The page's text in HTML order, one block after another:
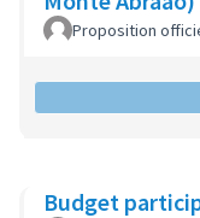
Proposition
Budget